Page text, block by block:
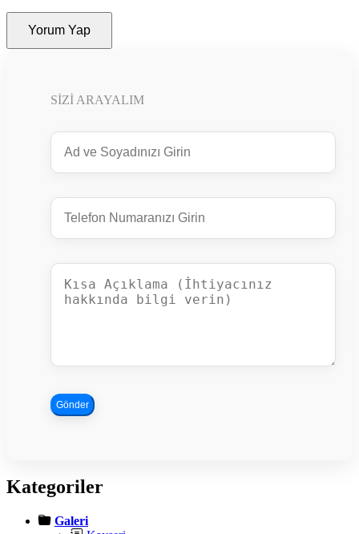
Yorum Yap
SIZI ARAYALIM
Gönder
Kategoriler
Galeri